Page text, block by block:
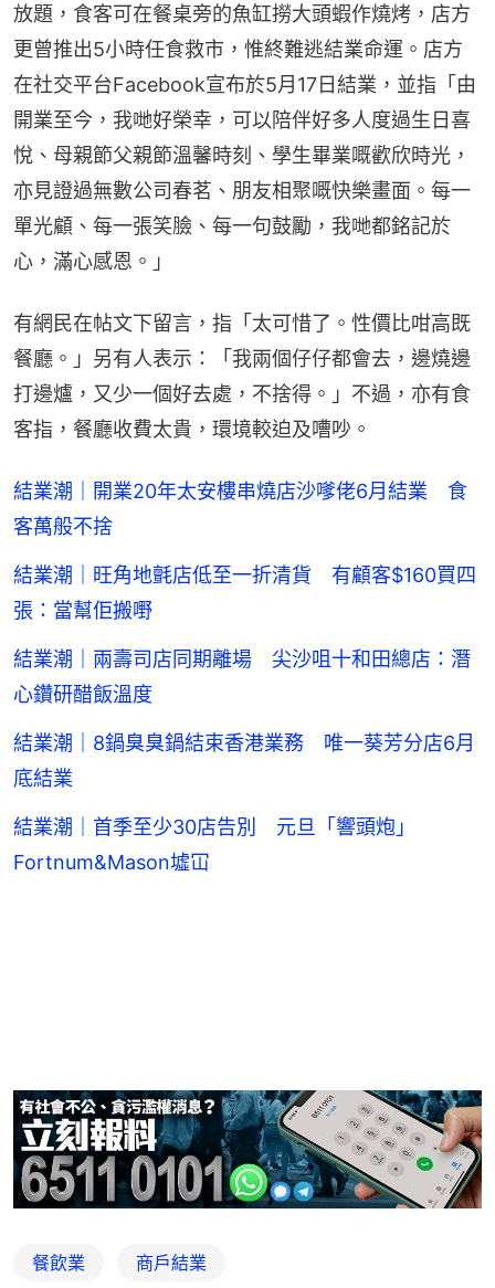
放題，食客可在餐桌旁的魚缸撈大頭蝦作燒烤，店方
更曾推出5小時任食救市，惟終難逃結業命運。店方
在社交平台Facebook宣布於5月17日結業，並指「由
開業至今，我哋好榮幸，可以陪伴好多人度過生日喜
悅、母親節父親節溫馨時刻、學生畢業嘅歡欣時光，
亦見證過無數公司春茗、朋友相聚嘅快樂畫面。每一
單光顧、每一張笑臉、每一句鼓勵，我哋都銘記於
心，滿心感恩。」
有網民在帖文下留言，指「太可惜了。性價比咁高既
餐廳。」另有人表示：「我兩個仔仔都會去，邊燒邊
打邊爐，又少一個好去處，不捨得。」不過，亦有食
客指，餐廳收費太貴，環境較迫及嘈吵。
結業潮｜開業20年太安樓串燒店沙嗲佬6月結業 食
客萬般不捨
結業潮｜旺角地氈店低至一折清貨 有顧客$160買四
張：當幫佢搬嘢
結業潮｜兩壽司店同期離場 尖沙咀十和田總店：潛
心鑽研醋飯溫度
結業潮｜8鍋臭臭鍋結束香港業務 唯一葵芳分店6月
底結業
結業潮｜首季至少30店告別 元旦「響頭炮」
Fortnum&Mason墟冚
餐飲業 商戶結業